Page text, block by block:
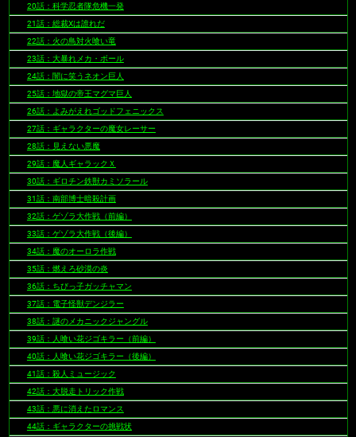
20話：科学忍者隊危機一発
21話：総裁Xは誰れだ
22話：火の鳥対火喰い竜
23話：大暴れメカ・ボール
24話：闇に笑うネオン巨人
25話：地獄の帝王マグマ巨人
26話：よみがえれゴッドフェニックス
27話：ギャラクターの魔女レーサー
28話：見えない悪魔
29話：魔人ギャラックＸ
30話：ギロチン鉄獣カミソラール
31話：南部博士暗殺計画
32話：ゲゾラ大作戦（前編）
33話：ゲゾラ大作戦（後編）
34話：魔のオーロラ作戦
35話：燃えろ砂漠の炎
36話：ちびっ子ガッチャマン
37話：電子怪獣デンジラー
38話：謎のメカニックジャングル
39話：人喰い花ジゴキラー（前編）
40話：人喰い花ジゴキラー（後編）
41話：殺人ミュージック
42話：大脱走トリック作戦
43話：悪に消えたロマンス
44話：ギャラクターの挑戦状